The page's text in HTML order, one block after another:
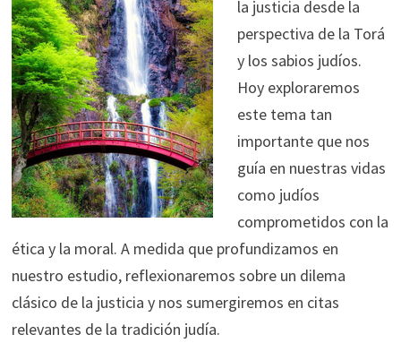
la justicia desde la
perspectiva de la Torá
y los sabios judíos.
Hoy exploraremos
este tema tan
importante que nos
guía en nuestras vidas
como judíos
comprometidos con la
ética y la moral. A medida que profundizamos en
nuestro estudio, reflexionaremos sobre un dilema
clásico de la justicia y nos sumergiremos en citas
relevantes de la tradición judía.